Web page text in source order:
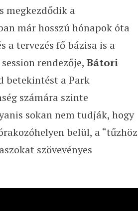
megkezdődik a
már hosszú hónapok óta
a tervezés fő bázisa is a
rendezője, Bátori
betekintést a Park
számára szinte
sokan nem tudják, hogy
belül, a “tűzhöz
szövevényes